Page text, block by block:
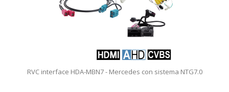
RVC interface HDA-MBN7 - Mercedes con sistema NTG7.0